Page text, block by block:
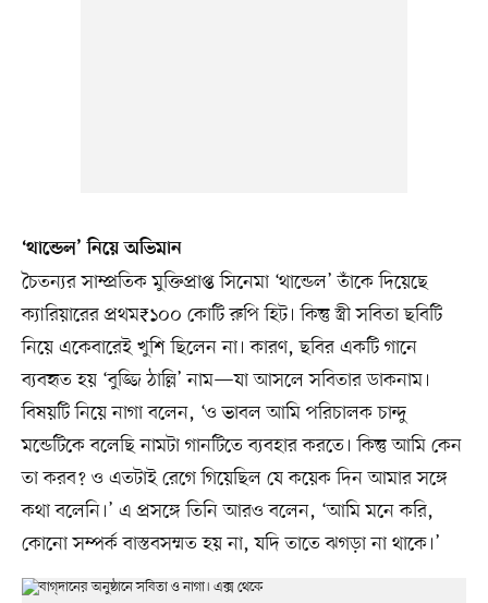
‘থান্ডেল’ নিয়ে অভিমান
চৈতন্যর সাম্প্রতিক মুক্তিপ্রাপ্ত সিনেমা ‘থান্ডেল’ তাঁকে দিয়েছে
ক্যারিয়ারের প্রথম₹১০০ কোটি রুপি হিট। কিন্তু স্ত্রী সবিতা ছবিটি
নিয়ে একেবারেই খুশি ছিলেন না। কারণ, ছবির একটি গানে
ব্যবহৃত হয় ‘বুজ্জি ঠাল্লি’ নাম—যা আসলে সবিতার ডাকনাম।
বিষয়টি নিয়ে নাগা বলেন, ‘ও ভাবল আমি পরিচালক চান্দু
মন্ডেটিকে বলেছি নামটা গানটিতে ব্যবহার করতে। কিন্তু আমি কেন
তা করব? ও এতটাই রেগে গিয়েছিল যে কয়েক দিন আমার সঙ্গে
কথা বলেনি।’ এ প্রসঙ্গে তিনি আরও বলেন, ‘আমি মনে করি,
কোনো সম্পর্ক বাস্তবসম্মত হয় না, যদি তাতে ঝগড়া না থাকে।’